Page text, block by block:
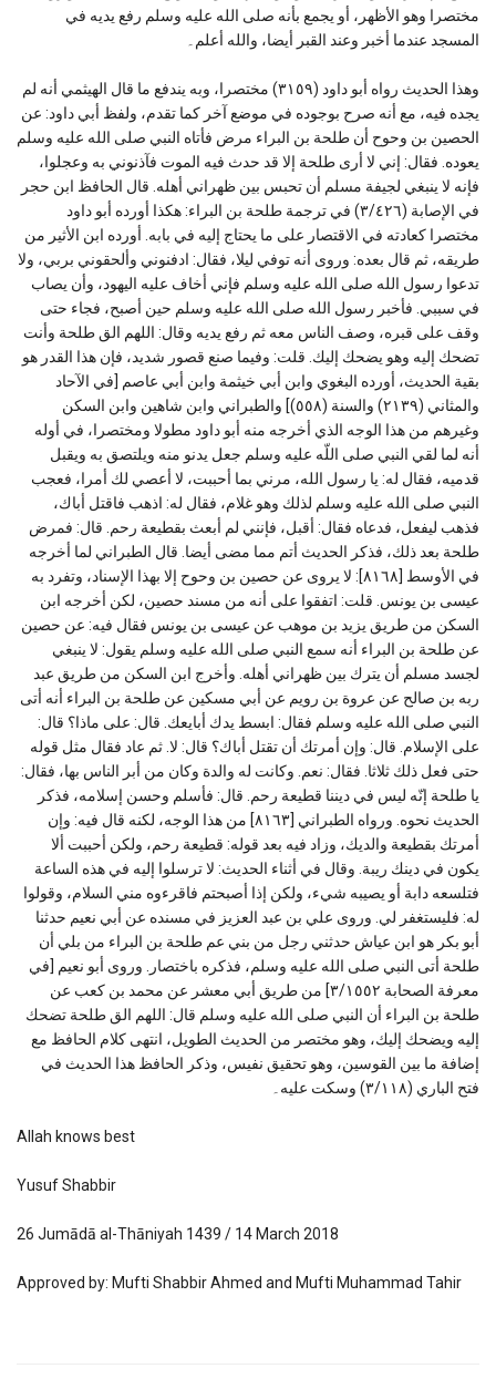
مختصرا وهو الأظهر، أو يجمع بأنه صلى الله عليه وسلم رفع يديه في
المسجد عندما أخبر وعند القبر أيضا، والله أعلم۔
وهذا الحديث رواه أبو داود (٣١٥٩) مختصرا، وبه يندفع ما قال الهيثمي أنه لم
يجده فيه، مع أنه صرح بوجوده في موضع آخر كما تقدم، ولفظ أبي داود: عن
الحصين بن وحوح أن طلحة بن البراء مرض فأتاه النبي صلى الله عليه وسلم
يعوده. فقال: إني لا أرى طلحة إلا قد حدث فيه الموت فآذنوني به وعجلوا،
فإنه لا ينبغي لجيفة مسلم أن تحبس بين ظهراني أهله. قال الحافظ ابن حجر
في الإصابة (٣/٤٢٦) في ترجمة طلحة بن البراء: هكذا أورده أبو داود
مختصرا كعادته في الاقتصار على ما يحتاج إليه في بابه. أورده ابن الأثير من
طريقه، ثم قال بعده: وروى أنه توفي ليلا، فقال: ادفنوني وألحقوني بربي، ولا
تدعوا رسول الله صلى الله عليه وسلم فإني أخاف عليه اليهود، وأن يصاب
في سببي. فأخبر رسول الله صلى الله عليه وسلم حين أصبح، فجاء حتى
وقف على قبره، وصف الناس معه ثم رفع يديه وقال: اللهم الق طلحة وأنت
تضحك إليه وهو يضحك إليك. قلت: وفيما صنع قصور شديد، فإن هذا القدر هو
بقية الحديث، أورده البغوي وابن أبي خيثمة وابن أبي عاصم [في الآحاد
والمثاني (٢١٣٩) والسنة (٥٥٨)] والطبراني وابن شاهين وابن السكن
وغيرهم من هذا الوجه الذي أخرجه منه أبو داود مطولا ومختصرا، في أوله
أنه لما لقي النبي صلى اللّه عليه وسلم جعل يدنو منه ويلتصق به ويقبل
قدميه، فقال له: يا رسول الله، مرني بما أحببت، لا أعصي لك أمرا، فعجب
النبي صلى الله عليه وسلم لذلك وهو غلام، فقال له: اذهب فاقتل أباك،
فذهب ليفعل، فدعاه فقال: أقبل، فإنني لم أبعث بقطيعة رحم. قال: فمرض
طلحة بعد ذلك، فذكر الحديث أتم مما مضى أيضا. قال الطبراني لما أخرجه
في الأوسط [٨١٦٨]: لا يروى عن حصين بن وحوح إلا بهذا الإسناد، وتفرد به
عيسى بن يونس. قلت: اتفقوا على أنه من مسند حصين، لكن أخرجه ابن
السكن من طريق يزيد بن موهب عن عيسى بن يونس فقال فيه: عن حصين
عن طلحة بن البراء أنه سمع النبي صلى الله عليه وسلم يقول: لا ينبغي
لجسد مسلم أن يترك بين ظهراني أهله. وأخرج ابن السكن من طريق عبد
ربه بن صالح عن عروة بن رويم عن أبي مسكين عن طلحة بن البراء أنه أتى
النبي صلى الله عليه وسلم فقال: ابسط يدك أبايعك. قال: على ماذا؟ قال:
على الإسلام. قال: وإن أمرتك أن تقتل أباك؟ قال: لا. ثم عاد فقال مثل قوله
حتى فعل ذلك ثلاثا. فقال: نعم. وكانت له والدة وكان من أبر الناس بها، فقال:
يا طلحة إنّه ليس في ديننا قطيعة رحم. قال: فأسلم وحسن إسلامه، فذكر
الحديث نحوه. ورواه الطبراني [٨١٦٣] من هذا الوجه، لكنه قال فيه: وإن
أمرتك بقطيعة والديك، وزاد فيه بعد قوله: قطيعة رحم، ولكن أحببت ألا
يكون في دينك ريبة. وقال في أثناء الحديث: لا ترسلوا إليه في هذه الساعة
فتلسعه دابة أو يصيبه شيء، ولكن إذا أصبحتم فاقرءوه مني السلام، وقولوا
له: فليستغفر لي. وروى علي بن عبد العزيز في مسنده عن أبي نعيم حدثنا
أبو بكر هو ابن عياش حدثني رجل من بني عم طلحة بن البراء من بلي أن
طلحة أتى النبي صلى الله عليه وسلم، فذكره باختصار. وروى أبو نعيم [في
معرفة الصحابة ٣/١٥٥٢] من طريق أبي معشر عن محمد بن كعب عن
طلحة بن البراء أن النبي صلى الله عليه وسلم قال: اللهم الق طلحة تضحك
إليه ويضحك إليك، وهو مختصر من الحديث الطويل، انتهى كلام الحافظ مع
إضافة ما بين القوسين، وهو تحقيق نفيس، وذکر الحافظ هذا الحديث في
فتح الباري (٣/١١٨) وسكت عليه۔
Allah knows best
Yusuf Shabbir
26 Jumādā al-Thāniyah 1439 / 14 March 2018
Approved by: Mufti Shabbir Ahmed and Mufti Muhammad Tahir